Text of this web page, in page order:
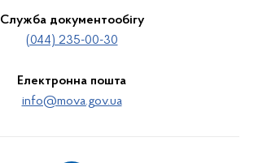
Служба документообігу
(044) 235-00-30
Електронна пошта
info@mova.gov.ua